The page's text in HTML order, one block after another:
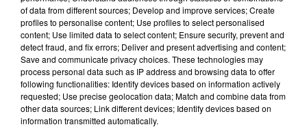
of data from different sources; Develop and improve services; Create
profiles to personalise content; Use profiles to select personalised
content; Use limited data to select content; Ensure security, prevent and
detect fraud, and fix errors; Deliver and present advertising and content;
Save and communicate privacy choices. These technologies may
process personal data such as IP address and browsing data to offer
following functionalities: Identify devices based on information actively
requested; Use precise geolocation data; Match and combine data from
other data sources; Link different devices; Identify devices based on
information transmitted automatically.